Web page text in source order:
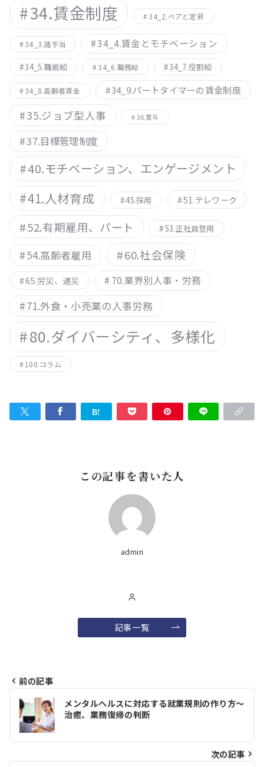
34.賃金制度 34_2.ベアと定昇
34_3.諸手当 34_4.賃金とモチベーション
34_5.職能給 34_6.職務給 34_7.役割給
34_8.高齢者賃金 34_9.パートタイマーの賃金制度
35.ジョブ型人事 36.賞与
37.目標管理制度
40.モチベーション、エンゲージメント
41.人材育成 45.採用 51.テレワーク
52.有期雇用、パート 53.正社員登用
54.高齢者雇用 60.社会保険
65.労災、通災 70.業界別人事・労務
71.外食・小売業の人事労務
80.ダイバーシティ、多様化
100.コラム
この記事を書いた人
admin
記事一覧
投
稿
ナ
ビ
前の記事
メンタルヘルスに対応する就業規則の作り方～
治癒、業務復帰の判断
次の記事